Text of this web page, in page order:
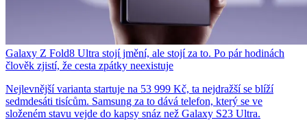
Galaxy Z Fold8 Ultra stojí jmění, ale stojí za to. Po pár hodinách
člověk zjistí, že cesta zpátky neexistuje
Nejlevnější varianta startuje na 53 999 Kč, ta nejdražší se blíží
sedmdesáti tisícům. Samsung za to dává telefon, který se ve
složeném stavu vejde do kapsy snáz než Galaxy S23 Ultra.